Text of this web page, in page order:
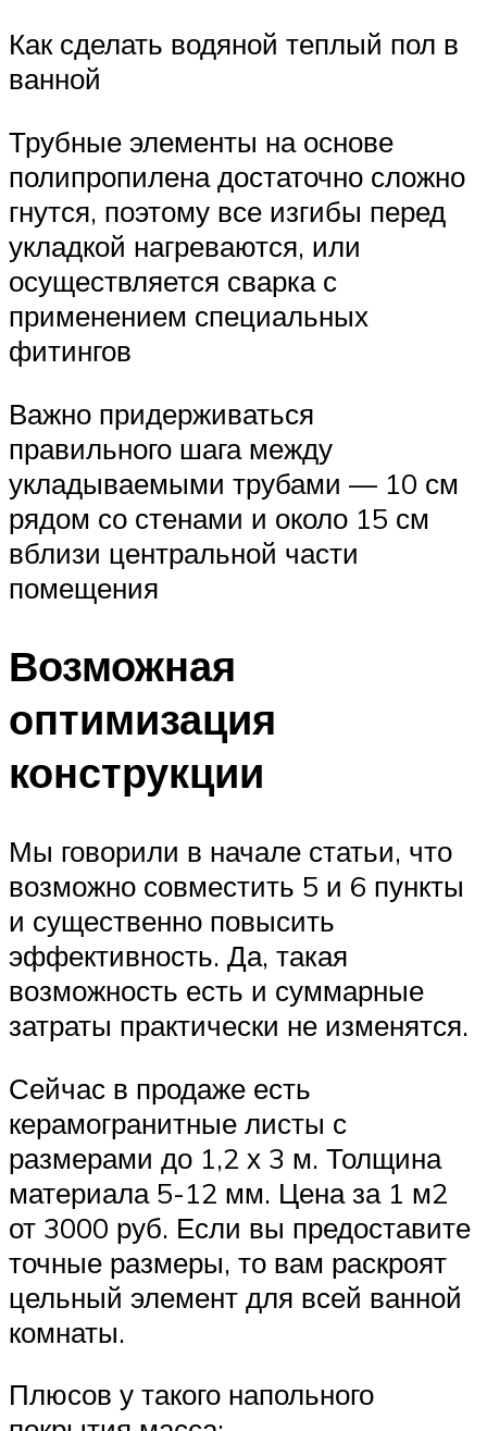
Как сделать водяной теплый пол в
ванной
Трубные элементы на основе
полипропилена достаточно сложно
гнутся, поэтому все изгибы перед
укладкой нагреваются, или
осуществляется сварка с
применением специальных
фитингов
Важно придерживаться
правильного шага между
укладываемыми трубами — 10 см
рядом со стенами и около 15 см
вблизи центральной части
помещения
Возможная
оптимизация
конструкции
Мы говорили в начале статьи, что
возможно совместить 5 и 6 пункты
и существенно повысить
эффективность. Да, такая
возможность есть и суммарные
затраты практически не изменятся.
Сейчас в продаже есть
керамогранитные листы с
размерами до 1,2 х 3 м. Толщина
материала 5-12 мм. Цена за 1 м2
от 3000 руб. Если вы предоставите
точные размеры, то вам раскроят
цельный элемент для всей ванной
комнаты.
Плюсов у такого напольного